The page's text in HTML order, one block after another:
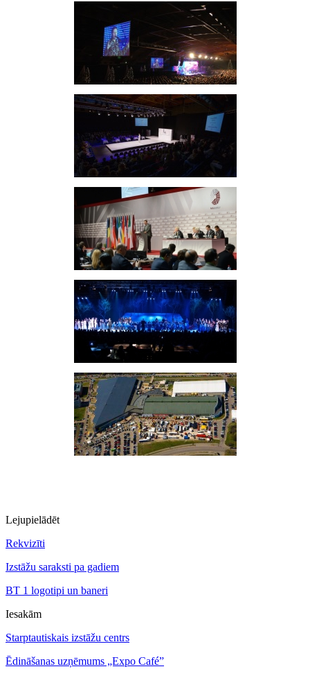
Lejupielādēt
Rekvizīti
Izstāžu saraksti pa gadiem
BT 1 logotipi un baneri
Iesakām
Starptautiskais izstāžu centrs
Ēdināšanas uzņēmums „Expo Café”